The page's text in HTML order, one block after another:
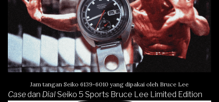
Jam tangan Seiko 6139-6010 yang dipakai oleh Bruce Lee
Casedan Dial Seiko 5 Sports Bruce Lee Limited Edition